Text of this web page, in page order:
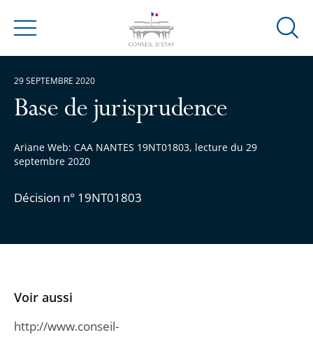
Menu
Ouvrir
Base de jurisprudence
Ariane Web: CAA NANTES 19NT01803, lecture du 29
septembre 2020
Décision n° 19NT01803
29 SEPTEMBRE 2020
Voir aussi
http://www.conseil-